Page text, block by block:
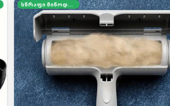
სწრაფი მიწოდება